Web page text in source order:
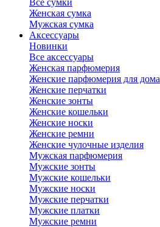
Все сумки
Женская сумка
Мужская сумка
Аксессуары
Новинки
Все аксессуары
Женская парфюмерия
Женские парфюмерия для дома
Женские перчатки
Женские зонты
Женские кошельки
Женские носки
Женские ремни
Женские чулочные изделия
Мужская парфюмерия
Мужские зонты
Мужские кошельки
Мужские носки
Мужские перчатки
Мужские платки
Мужские ремни